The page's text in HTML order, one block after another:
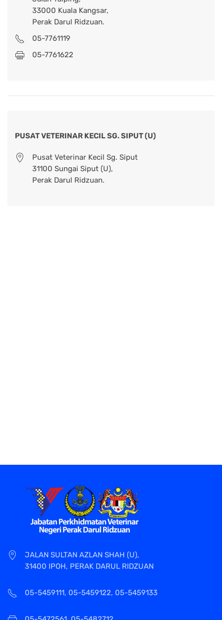
33000 Kuala Kangsar,
Perak Darul Ridzuan.
05-7761119
05-7761622
PUSAT VETERINAR KECIL SG. SIPUT (U)
Pusat Veterinar Kecil Sg. Siput
31100 Sungai Siput (U),
Perak Darul Ridzuan.
JALAN SULTAN AZLAN SHAH (U),
31400 IPOH, PERAK DARUL RIDZUAN
05-5459111, 05-5459122, 05-5459133